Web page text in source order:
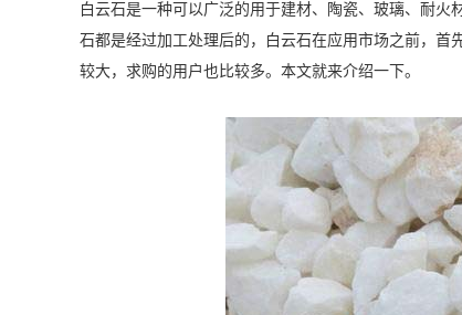
白云石是一种可以广泛的用于建材、陶瓷、玻璃、耐
石都是经过加工处理后的，白云石在应用市场之前，首
较大，求购的用户也比较多。本文就来介绍一下。